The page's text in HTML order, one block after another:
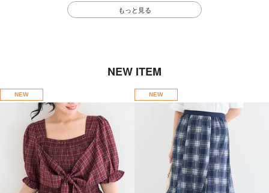
もっと見る
NEW ITEM
NEW NEW